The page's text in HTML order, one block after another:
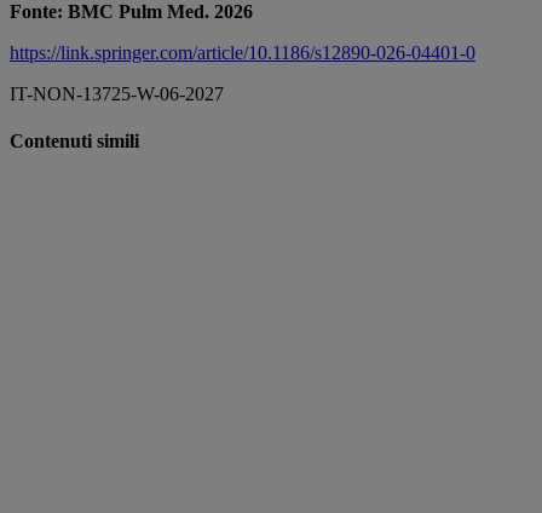
Fonte: BMC Pulm Med. 2026
https://link.springer.com/article/10.1186/s12890-026-04401-0
IT-NON-13725-W-06-2027
Contenuti simili